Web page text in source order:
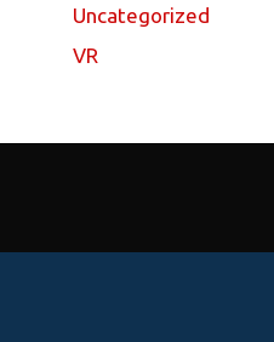
Uncategorized
VR